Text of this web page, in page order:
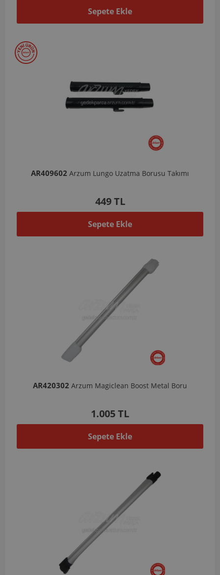
Sepete Ekle
AR409602 Arzum Lungo Uzatma Borusu Takımı
449 TL
Sepete Ekle
AR420302 Arzum Magiclean Boost Metal Boru
1.005 TL
Sepete Ekle